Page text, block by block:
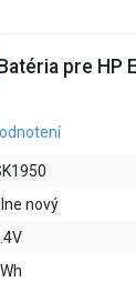
Batéria pre HP
nový